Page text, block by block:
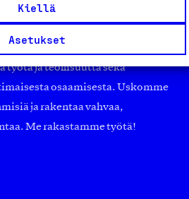
Kiellä
Asetukset
yhteiskunnan kirjo
työtä ja teollisuutta sekä
osaamisesta. Uskomme
ja rakentaa vahvaa,
Me rakastamme työtä!